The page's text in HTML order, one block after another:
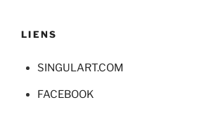
LIENS
SINGULART.COM
FACEBOOK